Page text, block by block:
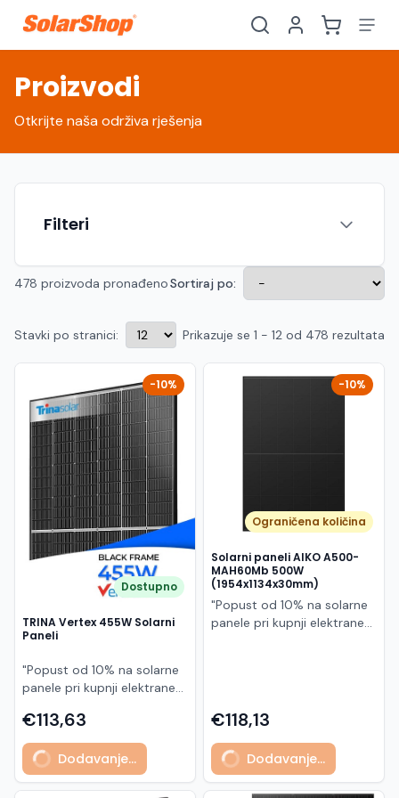
Hrvatski EN
Crnogorski
MK Македонски
Proizvodi
Otkrijte naša održiva rješenja
Filteri
478 proizvoda pronađenoSortiraj po:
Stavki po stranici: Prikazuje se 1 - 12 od 478 rezultata
-10%
Dostupno
TRINA Vertex 455W Solarni
Paneli
"Popust od 10% na solarne
panele pri kupnji elektrane
Model TSM-455NEG9R.28
predstavlja napredni
glass/glass N-type solarni
modul s visokom
učinkovitošću, dugim
€113,63
Dodavanje...
-10%
Ograničena količina
Solarni paneli AIKO A500-
MAH60Mb 500W
(1954x1134x30mm)
"Popust od 10% na solarne
panele pri kupnji elektrane
500 W iz Neostar 2S serije,
baziran na naprednoj N-
type ABC (All Back Contact)
tehnologiji. Ovaj panel je
namijenjen za moderne
€118,13
Dodavanje...